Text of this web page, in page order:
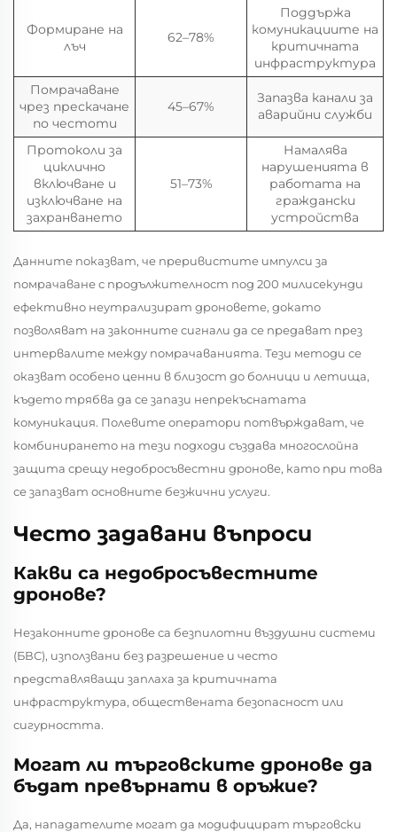
Формиране на
лъч
62–78%
Поддържа
комуникациите на
критичната
инфраструктура
Помрачаване
чрез прескачане
по честоти
45–67%
Запазва канали за
аварийни служби
Протоколи за
циклично
включване и
изключване на
захранването
51–73%
Намалява
нарушенията в
работата на
граждански
устройства
Данните показват, че преривистите импулси за
помрачаване с продължителност под 200 милисекунди
ефективно неутрализират дроновете, докато
позволяват на законните сигнали да се предават през
интервалите между помрачаванията. Тези методи се
оказват особено ценни в близост до болници и летища,
където трябва да се запази непрекъснатата
комуникация. Полевите оператори потвърждават, че
комбинирането на тези подходи създава многослойна
защита срещу недобросъвестни дронове, като при това
се запазват основните безжични услуги.
Често задавани въпроси
Какви са недобросъвестните
дронове?
Незаконните дронове са безпилотни въздушни системи
(БВС), използвани без разрешение и често
представляващи заплаха за критичната
инфраструктура, обществената безопасност или
сигурността.
Могат ли търговските дронове да
бъдат превърнати в оръжие?
Да, нападателите могат да модифицират търговски